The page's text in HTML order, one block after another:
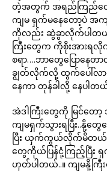
တဲ့အတွက် အရည်ကြည်တွေ
ကျမ ရှက်မနေတော့ပဲ အ
ကိုလည်း ဆွဲခွာလိုက်ပါတယ်
ကြီးတွေက ကိုစိုးအားရလို
စရာ….ဘာတွေပြောနေ
ချွတ်လိုက်လို့ ထွက်ပေါ်လာ
နေကာ တုန်ခါလို့ နေပါတယ်
အဲဒါကြီးတွေကို မြင်တေ
ကျမရှက်သွားရပြီး..နို့တွ
ပြီး ယှက်ကွယ်လိုက်မိတယ်
တွေကိုယ်ပြန်ငုံ့ကြည့်ပြီး
ဟုတ်ပါတယ်..။ ကျမနို့ကြီ